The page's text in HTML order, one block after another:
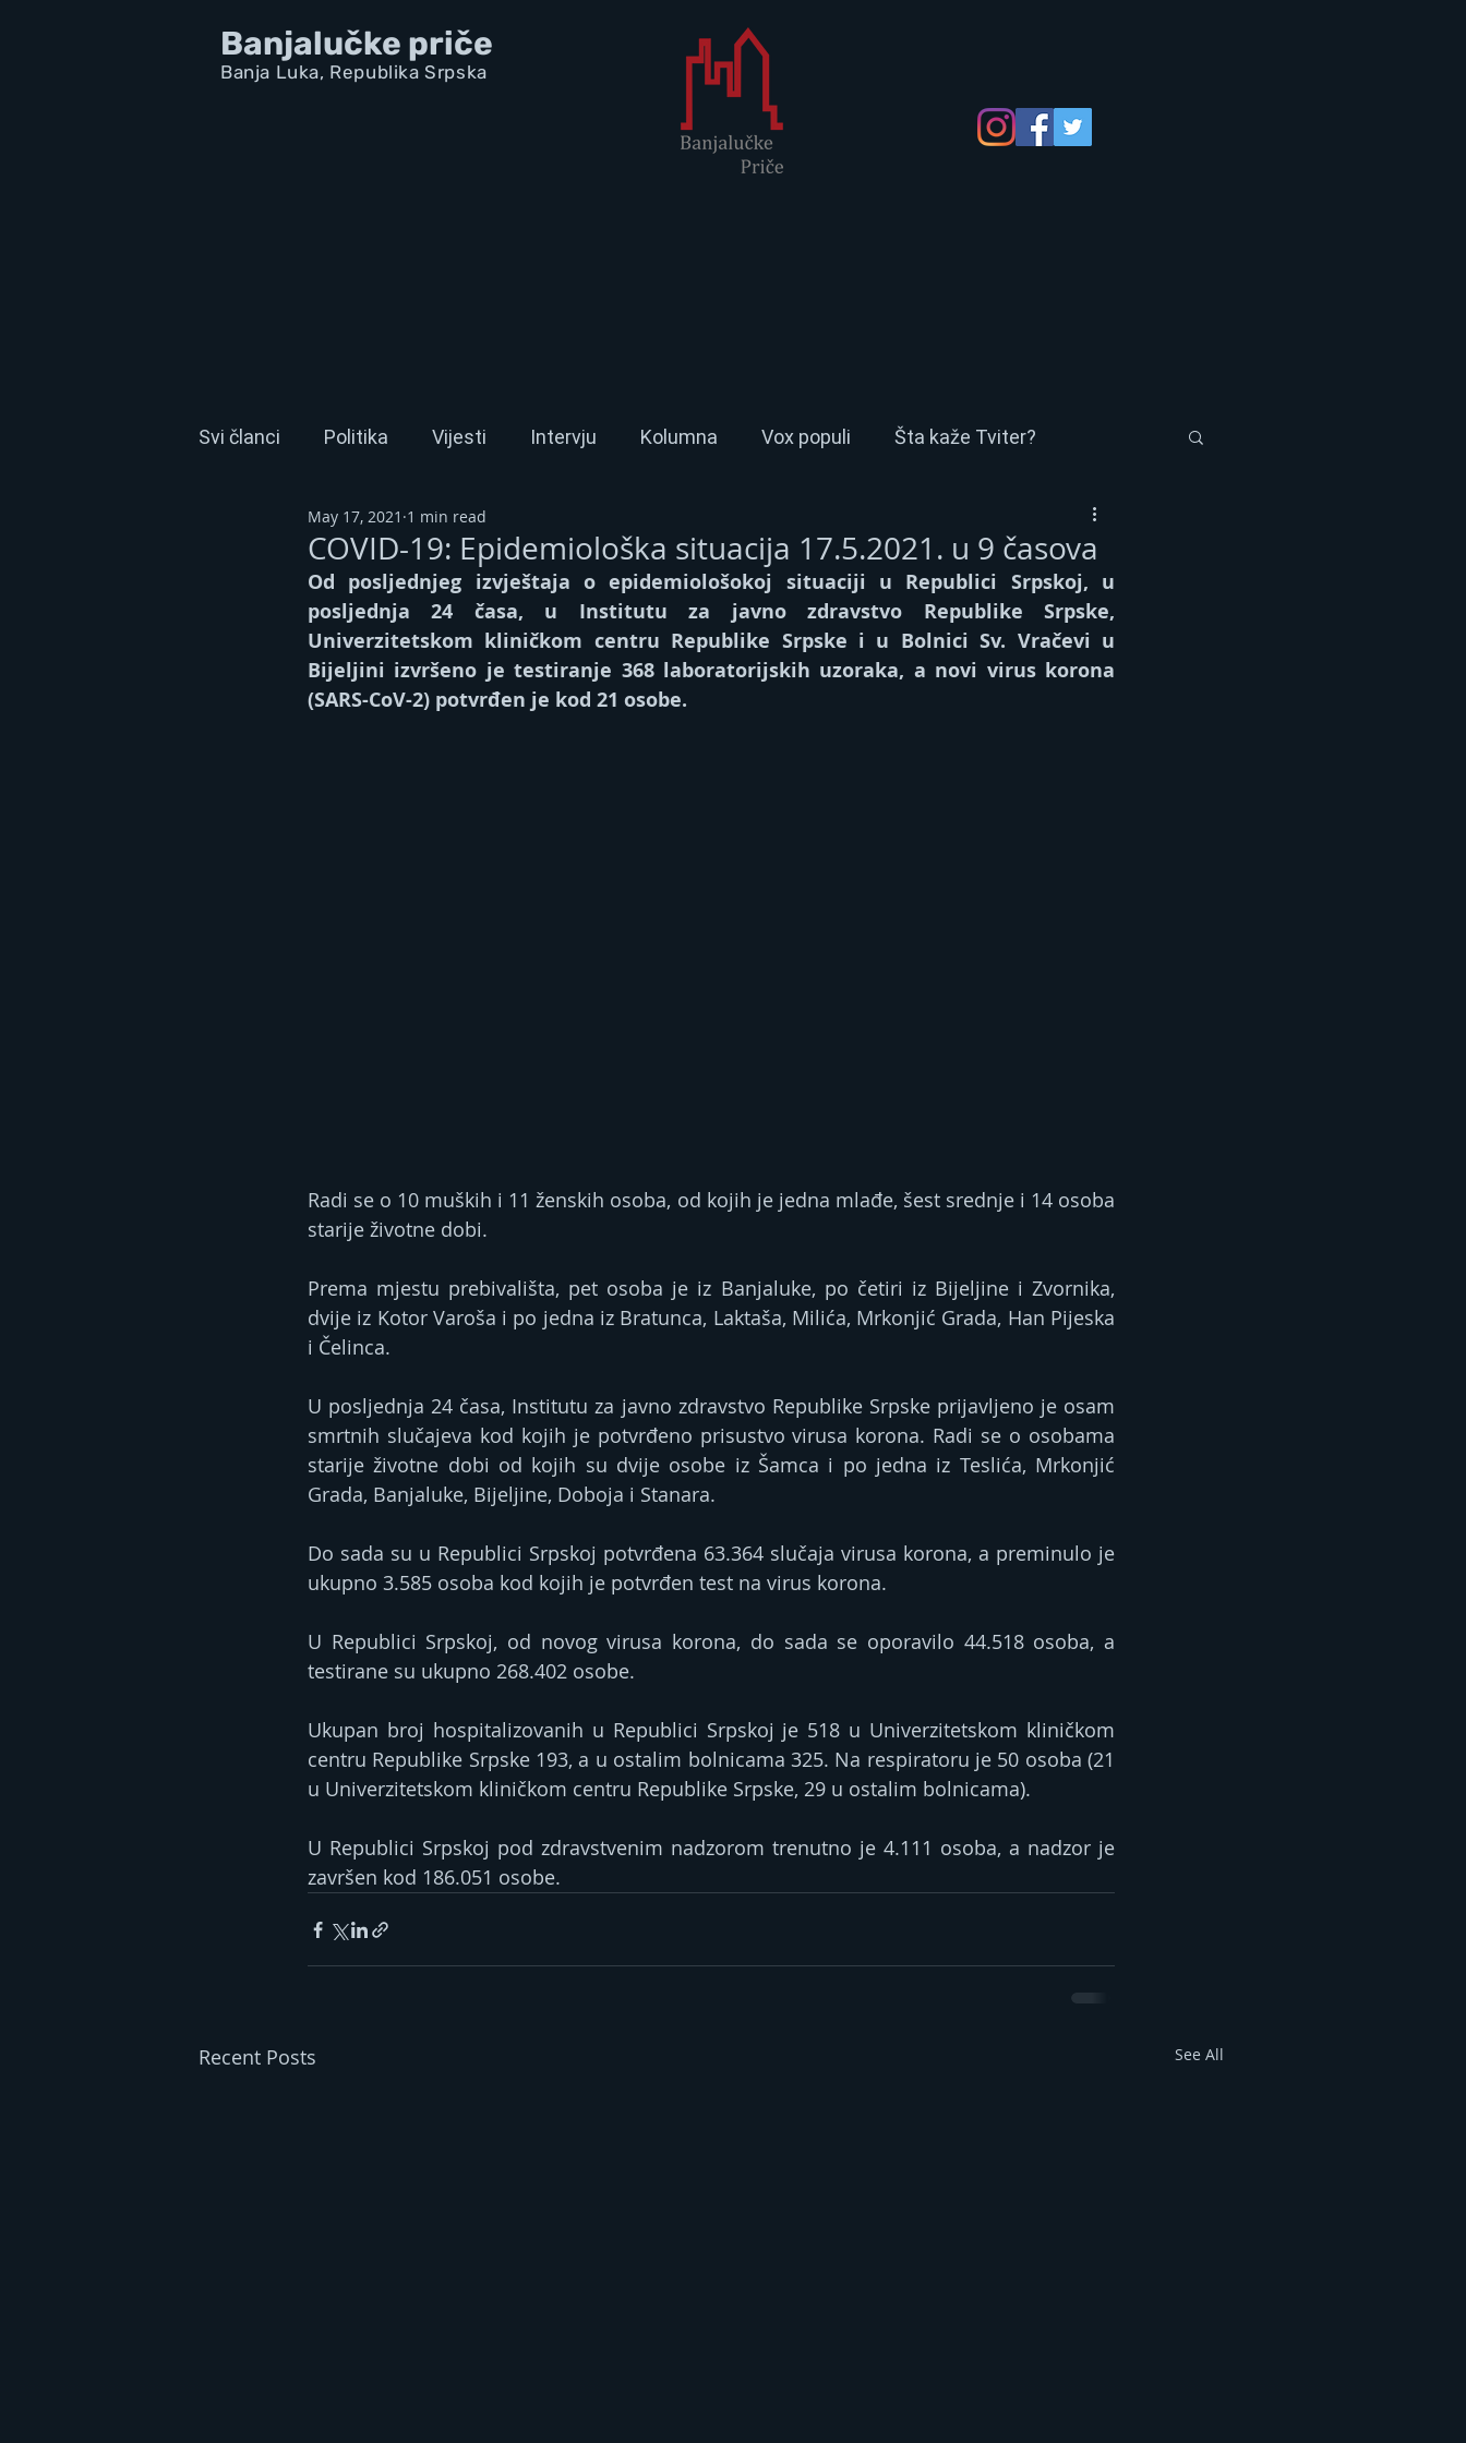
Banjalučke priče
Banja Luka, Republika Srpska
Svi članci Politika Vijesti Intervju Kolumna Vox populi Šta kaže Tviter?
COVID-19: Epidemiološka situacija 17.5.2021. u 9 časova
May 17, 2021 1 min read
Od posljednjeg izvještaјa o epidemiološokoј situaciji u Republici Srpskoј, u
posljednja 24 časa, u Institutu za javno zdravstvo Republike Srpske,
Univerzitetskom kliničkom centru Republike Srpske i u Bolnici Sv. Vračevi u
Bijeljini izvršeno je testiranje 368 laborаtorijskih uzoraka, a novi virus koronа
(SARS-CoV-2) potvrđen je kod 21 osobe.
Radi se o 10 muških i 11 ženskih osoba, od kojih je jedna mlađe, šest srednje i 14 osoba
starije životne dobi.
Prema mjestu prebivališta, pet osoba je iz Banjaluke, po četiri iz Bijeljine i Zvornika,
dvije iz Kotor Varoša i po jedna iz Bratunca, Laktaša, Milića, Mrkonjić Grada, Han Pijeska
i Čelinca.
U posljednja 24 časa, Institutu za javno zdravstvo Republike Srpske prijavljeno je osam
smrtnih slučajeva kod kojih je potvrđeno prisustvo virusa korona. Radi se o osobama
starije životne dobi od koјih su dvije osobe iz Šamca i po jedna iz Teslića, Mrkonjić
Grada, Banjaluke, Bijeljine, Doboјa i Stanara.
Do sada su u Republici Srpskoj potvrđena 63.364 slučaja virusa korona, a preminulo je
ukupno 3.585 osoba kod kojih je potvrđen test na virus korona.
U Republici Srpskoj, od novog virusa korona, do sada se oporavilo 44.518 osoba, a
testirane su ukupno 268.402 osobe.
Ukupan broj hospitalizovanih u Republici Srpskoj je 518 u Univerzitetskom kliničkom
centru Republike Srpske 193, a u ostalim bolnicama 325. Na respiratoru je 50 osoba (21
u Univerzitetskom kliničkom centru Republike Srpske, 29 u ostalim bolnicama).
U Republici Srpskoj pod zdravstvenim nadzorom trenutno je 4.111 osoba, a nadzor je
završen kod 186.051 osobe.
Recent Posts See All